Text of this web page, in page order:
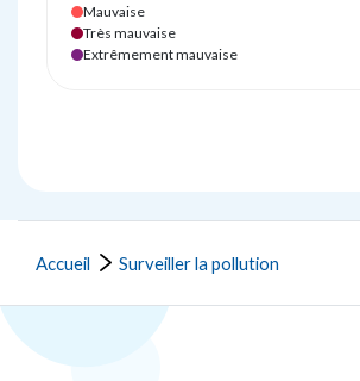
Mauvaise
Très mauvaise
Extrêmement mauvaise
Accueil Surveiller la pollution